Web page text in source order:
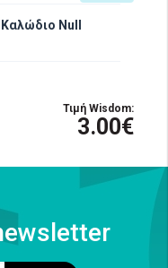
Null
Τιμή Wisdom:
3.00€